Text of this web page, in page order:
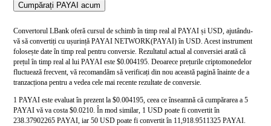
Cumpărați PAYAI acum
Convertorul LBank oferă cursul de schimb în timp real al PAYAI și USD, ajutându-
vă să convertiți cu ușurință PAYAI NETWORK(PAYAI) în USD. Acest instrument
folosește date în timp real pentru conversie. Rezultatul actual al conversiei arată că
prețul în timp real al lui PAYAI este $0.004195. Deoarece prețurile criptomonedelor
fluctuează frecvent, vă recomandăm să verificați din nou această pagină înainte de a
tranzacționa pentru a vedea cele mai recente rezultate de conversie.
1 PAYAI este evaluat în prezent la $0.004195, ceea ce înseamnă că cumpărarea a 5
PAYAI vă va costa $0.0210. În mod similar, 1 USD poate fi convertit în
238.37902265 PAYAI, iar 50 USD poate fi convertit în 11,918.9511325 PAYAI.